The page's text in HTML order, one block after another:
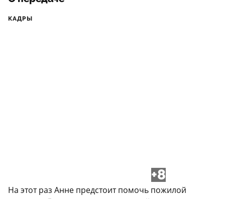
КАДРЫ
+8
На этот раз Анне предстоит помочь пожилой